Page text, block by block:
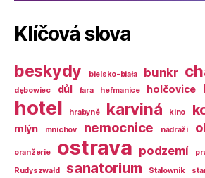
Klíčová slova
beskydy bielsko-biała bunkr
dębowiec
důl fara heřmanice holčovice
hotel hrabyně karviná kino
mlýn mnichov nemocnice nádraží
oranžerie ostrava podzemí
Rudyszwałd
sanatorium Stalownik